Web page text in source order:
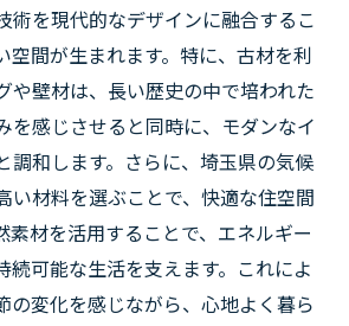
術を現代的なデザインに融合するこ
空間が生まれます。特に、古材を利
や壁材は、長い歴史の中で培われた
を感じさせると同時に、モダンなイ
調和します。さらに、埼玉県の気候
い材料を選ぶことで、快適な住空間
素材を活用することで、エネルギー
続可能な生活を支えます。これによ
の変化を感じながら、心地よく暮ら